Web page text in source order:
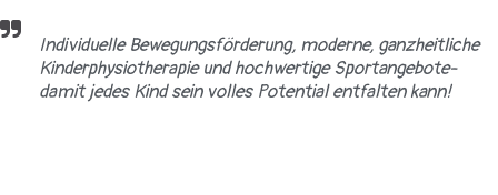
Individuelle Bewegungsförderung, moderne, ganzheitliche
Kinderphysiotherapie und hochwertige Sportangebote-
damit jedes Kind sein volles Potential entfalten kann!